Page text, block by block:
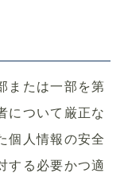
または一部を第
について厳正な
個人情報の安全
する必要かつ適